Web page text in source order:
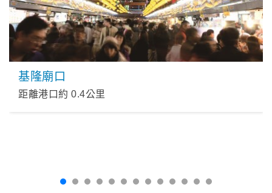
基隆廟口
距離港口約 0.4公里